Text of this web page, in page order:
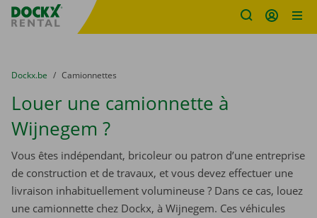
sitename
You are here:
du
Dockx.be to
Camionnettes
Louer une camionnette à
Wijnegem ?
Vous êtes indépendant, bricoleur ou patron d’une entreprise
de construction et de travaux, et vous devez effectuer une
livraison inhabituellement volumineuse ? Dans ce cas, louez
une camionnette chez Dockx, à Wijnegem. Ces véhicules